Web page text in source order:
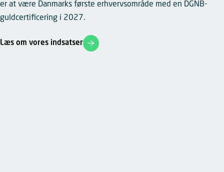
er at være Danmarks første erhvervsområde med en DGNB-
guldcertificering i 2027.
Læs om vores indsatser